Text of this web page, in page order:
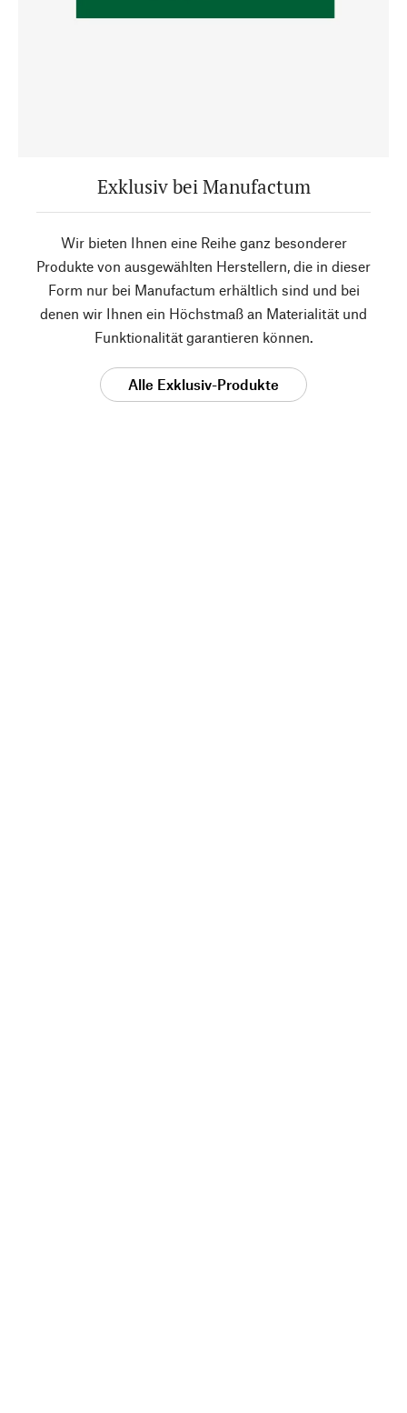
Exklusiv bei Manufactum
Wir bieten Ihnen eine Reihe ganz besonderer
Produkte von ausgewählten Herstellern, die in dieser
Form nur bei Manufactum erhältlich sind und bei
denen wir Ihnen ein Höchstmaß an Materialität und
Funktionalität garantieren können.
Alle Exklusiv-Produkte